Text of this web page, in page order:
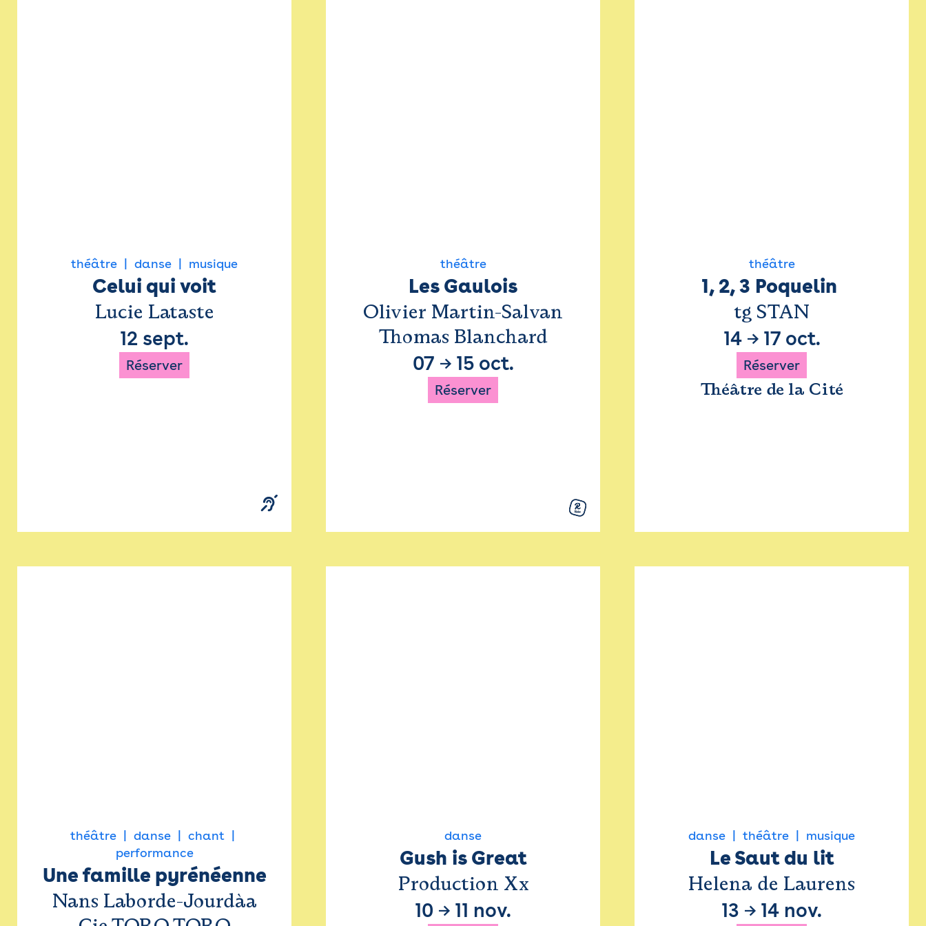
théâtre danse musique
Celui qui voit
Lucie Lataste
12 sept.
Réserver
théâtre
Les Gaulois
Olivier Martin-Salvan
Thomas Blanchard
07 → 15 oct.
Réserver
théâtre
1, 2, 3 Poquelin
tg STAN
14→ 17 oct.
Réserver
Théâtre de la Cité
théâtre danse
chant
performance
Une famille pyrénéenne
Nans Laborde-Jourdàa
danse
Gush is Great
Production Xx
10 → 11 nov.
danse théâtre musique
Le Saut du lit
Helena de Laurens
13 → 14 nov.